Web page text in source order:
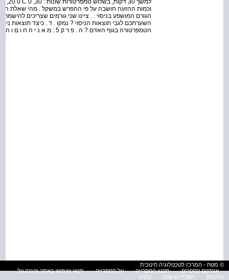
וכמות ההזעה חושבה על פי ההפרש במשקל . מהי שאלת
הגורם המושפע בניסוי . . ציינו שני גורמים שצריכים
השערתכם לגבי תוצאות הניסוי ? נמקו . ד . כיצד תוצאות ניסוי
הטמפרטורה בגוף האדם ? ה . פ ר ק 5 : מ א נ י ה ח ו ם ו ה מ י ם ג ו ף ה א ד ם
© מטח - המרכז לטכנולוגיה חינוכית
אינדקס הספרים
תקנון הספרייה על הספרייה
תנאי שימוש באתר והגנה על
פרטיות
הסדרי נגישות עזרה